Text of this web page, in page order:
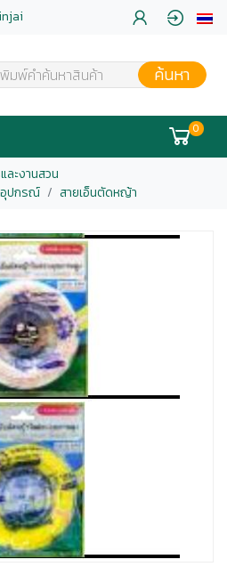
พิมพ์คำค้นหาสินค้า ค้นหา
0
ละงานสวน
อุปกรณ์
สายเอ็นตัดหญ้า